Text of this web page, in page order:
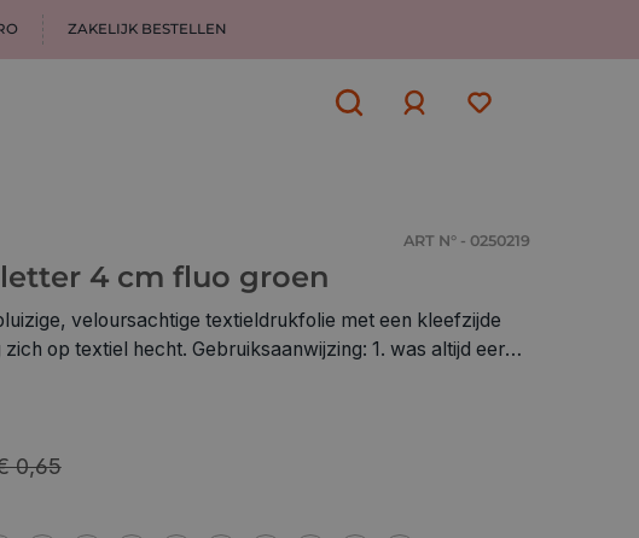
ZAKELIJK BESTELLEN
ART N° - 0250219
4 cm fluo groen
veloursachtige textieldrukfolie met een kleefzijde
textiel hecht. Gebruiksaanwijzing: 1. was altijd eerst
op het textiel met het afneembare transparante folie
transparante folie voorzichtig verwijderen 5. draai je textiel
0,65